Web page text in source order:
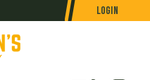
Login